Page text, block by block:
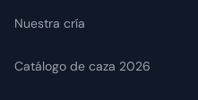
Nuestra cría
Catálogo de caza 2026